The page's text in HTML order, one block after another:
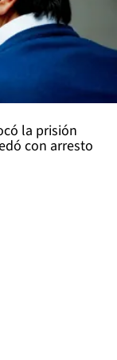
la prisión
con arresto